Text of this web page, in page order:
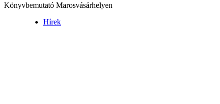
Könyvbemutató Marosvásárhelyen
Hírek